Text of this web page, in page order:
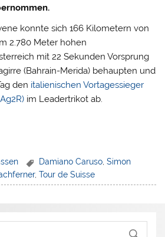
konnte sich 166 Kilometern von
2.780 Meter hohen
mit 22 Sekunden Vorsprung
(Bahrain-Merida) behaupten und
den italienischen Vortagessieger
im Leadertrikot ab.
Damiano Caruso,Simon
,Tour de Suisse